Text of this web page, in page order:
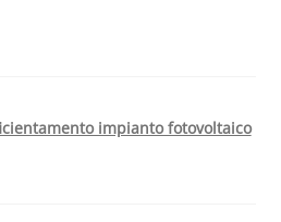
impianto fotovoltaico